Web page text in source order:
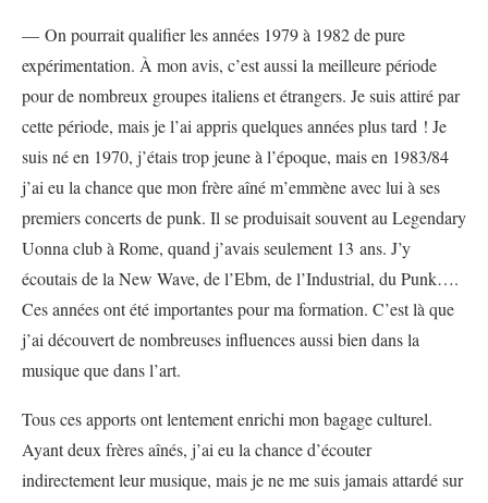
— On pourrait qualifier les années 1979 à 1982 de pure
expérimentation. À mon avis, c’est aussi la meilleure période
pour de nombreux groupes italiens et étrangers. Je suis attiré par
cette période, mais je l’ai appris quelques années plus tard ! Je
suis né en 1970, j’étais trop jeune à l’époque, mais en 1983/84
j’ai eu la chance que mon frère aîné m’emmène avec lui à ses
premiers concerts de punk. Il se produisait souvent au Legendary
Uonna club à Rome, quand j’avais seulement 13 ans. J’y
écoutais de la New Wave, de l’Ebm, de l’Industrial, du Punk….
Ces années ont été importantes pour ma formation. C’est là que
j’ai découvert de nombreuses influences aussi bien dans la
musique que dans l’art.
Tous ces apports ont lentement enrichi mon bagage culturel.
Ayant deux frères aînés, j’ai eu la chance d’écouter
indirectement leur musique, mais je ne me suis jamais attardé sur